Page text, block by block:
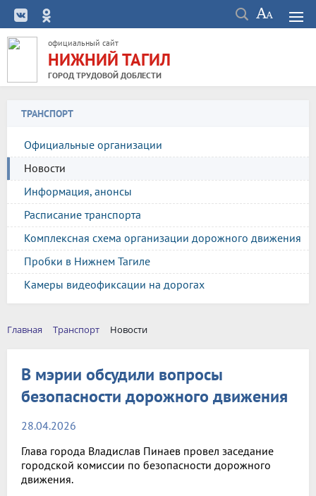
официальный сайт
НИЖНИЙ ТАГИЛ
ГОРОД ТРУДОВОЙ ДОБЛЕСТИ
ТРАНСПОРТ
Официальные организации
Новости
Информация, анонсы
Расписание транспорта
Комплексная схема организации дорожного движения
Пробки в Нижнем Тагиле
Камеры видеофиксации на дорогах
Главная Транспорт Новости
В мэрии обсудили вопросы
безопасности дорожного движения
28.04.2026
Глава города Владислав Пинаев провел заседание
городской комиссии по безопасности дорожного
движения.